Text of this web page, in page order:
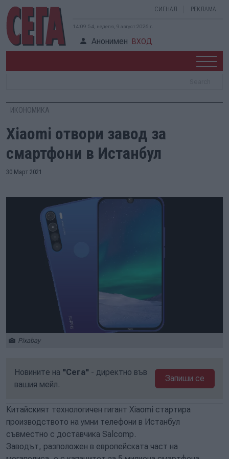
СИГНАЛ РЕКЛАМА
14:09:54, неделя, 9 август 2026 г.
Анонимен ВХОД
ИКОНОМИКА
Xiaomi отвори завод за
смартфони в Истанбул
30 Март 2021
Pixabay
Новините на "Сега" - директно във
вашия мейл.
Запиши се
Китайският технологичен гигант Xiaomi стартира
производството на умни телефони в Истанбул
съвместно с доставчика Salcomp.
Заводът, разположен в европейската част на